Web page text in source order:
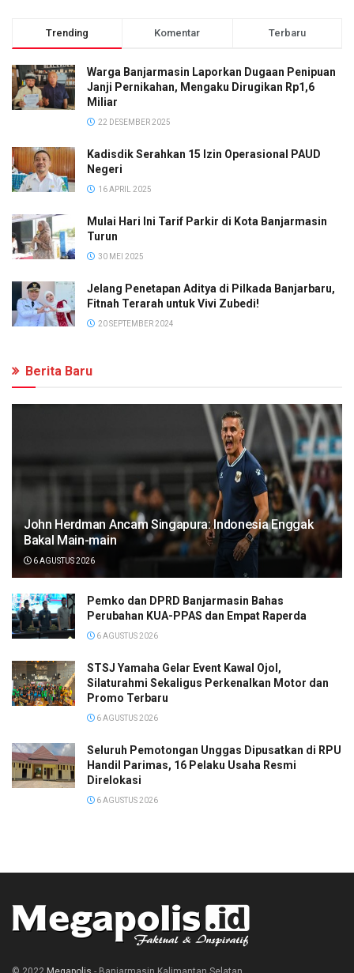
Trending Komentar Terbaru
Warga Banjarmasin Laporkan Dugaan Penipuan
Janji Pernikahan, Mengaku Dirugikan Rp1,6
Miliar
22 DESEMBER 2025
Kadisdik Serahkan 15 Izin Operasional PAUD
Negeri
16 APRIL 2025
Mulai Hari Ini Tarif Parkir di Kota Banjarmasin
Turun
30 MEI 2025
Jelang Penetapan Aditya di Pilkada Banjarbaru,
Fitnah Terarah untuk Vivi Zubedi!
20 SEPTEMBER 2024
Berita Baru
John Herdman Ancam Singapura: Indonesia Enggak
Bakal Main-main
6 AGUSTUS 2026
Pemko dan DPRD Banjarmasin Bahas
Perubahan KUA-PPAS dan Empat Raperda
6 AGUSTUS 2026
STSJ Yamaha Gelar Event Kawal Ojol,
Silaturahmi Sekaligus Perkenalkan Motor dan
Promo Terbaru
6 AGUSTUS 2026
Seluruh Pemotongan Unggas Dipusatkan di RPU
Handil Parimas, 16 Pelaku Usaha Resmi
Direlokasi
6 AGUSTUS 2026